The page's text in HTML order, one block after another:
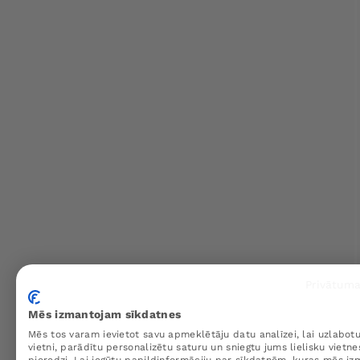
Mēs izmantojam sīkdatnes
Mēs tos varam ievietot savu apmeklētāju datu analīzei, lai
vietni, parādītu personalizētu saturu un sniegtu jums lielisku